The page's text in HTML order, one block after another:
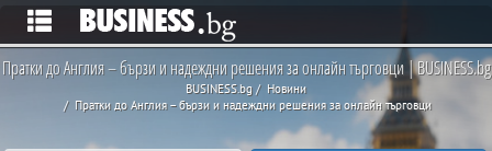
Пратки до Англия – бързи и надеждни решения за онлайн търговци | BUSINESS.bg
BUSINESS.bg
Новини
Пратки до Англия – бързи и надеждни решения за онлайн търговци